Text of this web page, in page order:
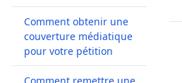
Comment obtenir une
couverture médiatique
pour votre pétition